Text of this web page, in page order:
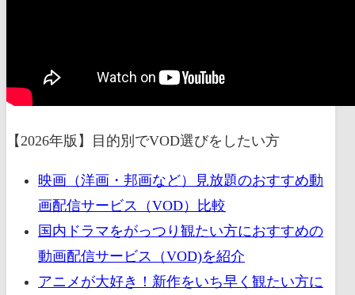
【2026年版】目的別でVOD選びをしたい方
映画（洋画・邦画など）見放題のおすすめ動
画配信サービス（VOD）比較
国内ドラマをがっつり観たい方におすすめの
動画配信サービス（VOD)を紹介
アニメが大好き！新作をいち早く観たい方に